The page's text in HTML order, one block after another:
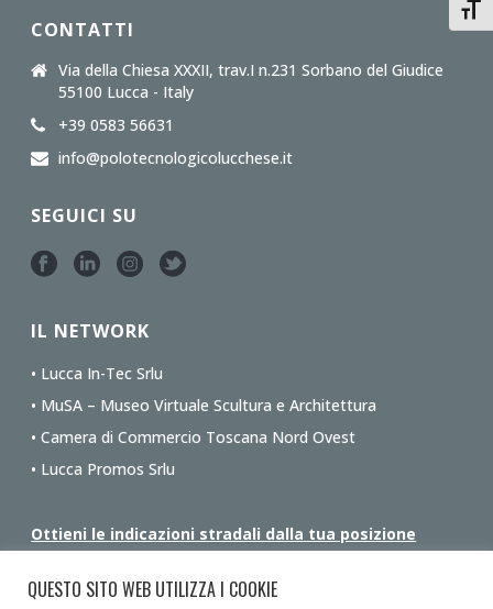
CONTATTI
Via della Chiesa XXXII, trav.I n.231 Sorbano del Giudice
55100 Lucca - Italy
+39 0583 56631
info@polotecnologicolucchese.it
SEGUICI SU
IL NETWORK
• Lucca In-Tec Srlu
• MuSA – Museo Virtuale Scultura e Architettura
• Camera di Commercio Toscana Nord Ovest
• Lucca Promos Srlu
Ottieni le indicazioni stradali dalla tua posizione
QUESTO SITO WEB UTILIZZA I COOKIE